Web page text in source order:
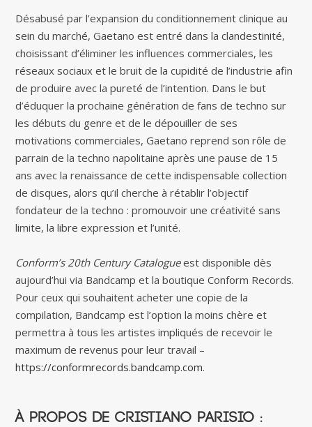
Désabusé par l’expansion du conditionnement clinique au
sein du marché, Gaetano est entré dans la clandestinité,
choisissant d’éliminer les influences commerciales, les
réseaux sociaux et le bruit de la cupidité de l’industrie afin
de produire avec la pureté de l’intention. Dans le but
d’éduquer la prochaine génération de fans de techno sur
les débuts du genre et de le dépouiller de ses
motivations commerciales, Gaetano reprend son rôle de
parrain de la techno napolitaine après une pause de 15
ans avec la renaissance de cette indispensable collection
de disques, alors qu’il cherche à rétablir l’objectif
fondateur de la techno : promouvoir une créativité sans
limite, la libre expression et l’unité.
Conform’s 20th Century Catalogueest disponible dès
aujourd’hui via Bandcamp et la boutique Conform Records.
Pour ceux qui souhaitent acheter une copie de la
compilation, Bandcamp est l’option la moins chère et
permettra à tous les artistes impliqués de recevoir le
maximum de revenus pour leur travail –
https://conformrecords.bandcamp.com.
À propos de Cristiano Parisio :